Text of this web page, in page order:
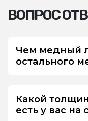
ВОПРОС
Чем медный
остального
Какой
есть у вас на